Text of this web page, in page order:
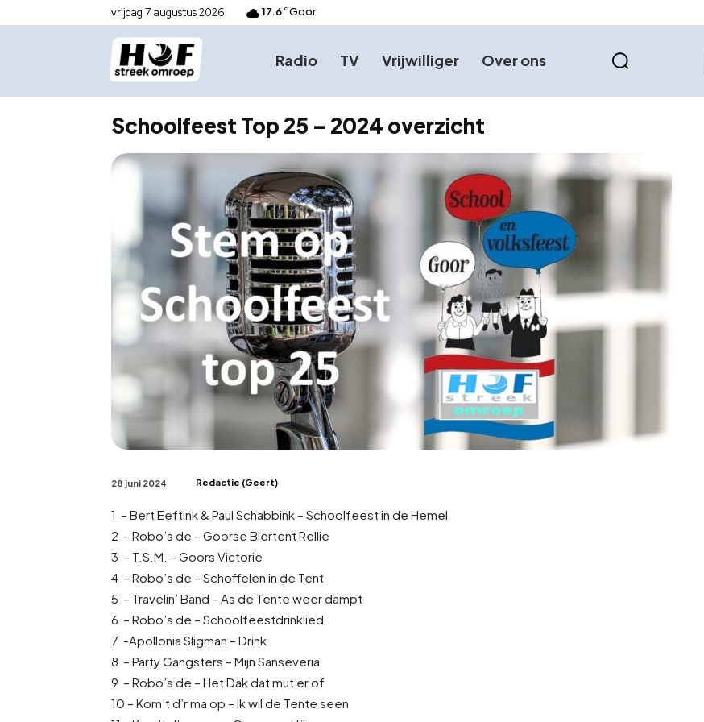
vrijdag 7 augustus 2026 17.6 C Goor
Radio TV Vrijwilliger Over ons
Schoolfeest Top 25 – 2024 overzicht
28 juni 2024 Redactie (Geert)
1 – Bert Eeftink & Paul Schabbink – Schoolfeest in de Hemel
2 – Robo’s de – Goorse Biertent Rellie
3 – T.S.M. – Goors Victorie
4 – Robo’s de – Schoffelen in de Tent
5 – Travelin’ Band – As de Tente weer dampt
6 – Robo’s de – Schoolfeestdrinklied
7 -Apollonia Sligman – Drink
8 – Party Gangsters – Mijn Sanseveria
9 – Robo’s de – Het Dak dat mut er of
10 – Kom’t d’r ma op – Ik wil de Tente seen